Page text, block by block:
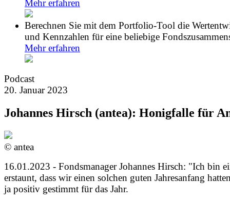
Mehr erfahren
Berechnen Sie mit dem Portfolio-Tool die
und Kennzahlen für eine beliebige
Mehr erfahren
Podcast
20. Januar 2023
Johannes Hirsch (antea): Honigfalle für
© antea
16.01.2023 - Fondsmanager Johannes Hirsch: "Ich bin
erstaunt, dass wir einen solchen guten Jahresanfang
ja positiv gestimmt für das Jahr.